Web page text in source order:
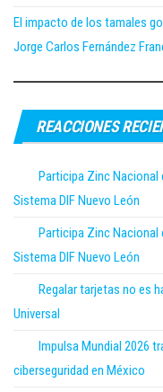
El impacto de los tamales
Jorge Carlos Fernández
REACCIONES
Participa Zinc Nacional
Sistema DIF Nuevo León
Participa Zinc Nacional
Sistema DIF Nuevo León
Regalar tarjetas no es
Universal
Impulsa Mundial 2026
ciberseguridad en México